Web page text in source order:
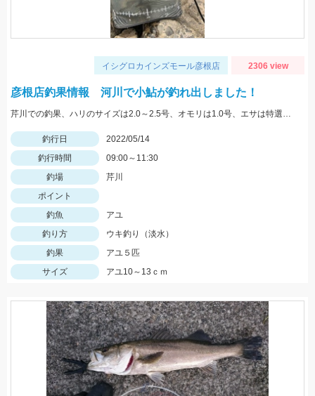
イシグロカインズモール彦根店 2306 view
彦根店釣果情報 河川で小鮎が釣れ出しました！
芹川での釣果、ハリのサイズは2.0～2.5号、オモリは1.0号、エサは特選小鮎まきえと鮎乱舞を混ぜて使用。
釣行日
2022/05/14
釣行時間
09:00～11:30
釣場
芹川
ポイント
釣魚
アユ
釣り方
ウキ釣り（淡水）
釣果
アユ５匹
サイズ
アユ10～13ｃｍ